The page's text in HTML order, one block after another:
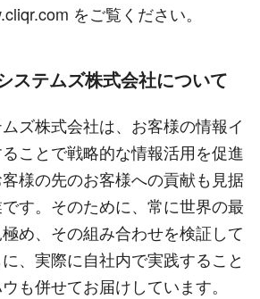
をご覧ください。
ステムズ株式会社について
ズ株式会社は、お客様の情報イ
ことで戦略的な情報活用を促進
様の先のお客様への貢献も見据
す。そのために、常に世界の最
め、その組み合わせを検証して
、実際に自社内で実践すること
も併せてお届けしています。